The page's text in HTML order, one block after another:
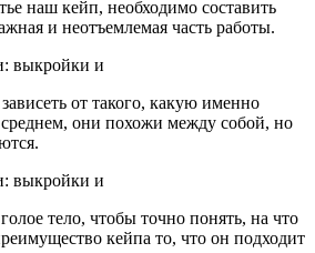
наш кейп, необходимо составить
и неотъемлемая часть работы.
от такого, какую именно
они похожи между собой, но
тело, чтобы точно понять, на что
кейпа то, что он подходит